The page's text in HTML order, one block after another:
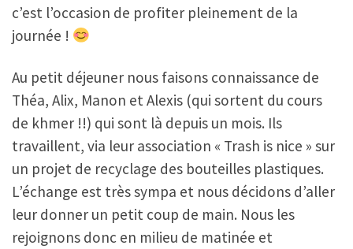
c’est l’occasion de profiter pleinement de la
journée !
Au petit déjeuner nous faisons connaissance de
Théa, Alix, Manon et Alexis (qui sortent du cours
de khmer !!) qui sont là depuis un mois. Ils
travaillent, via leur association « Trash is nice » sur
un projet de recyclage des bouteilles plastiques.
L’échange est très sympa et nous décidons d’aller
leur donner un petit coup de main. Nous les
rejoignons donc en milieu de matinée et